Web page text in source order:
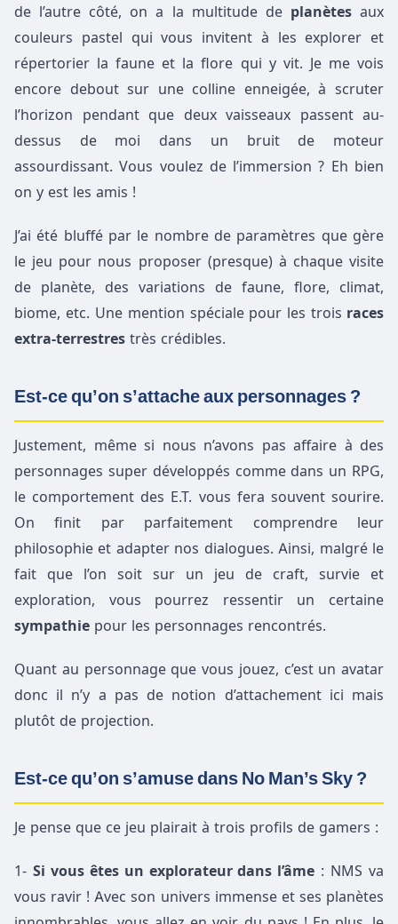
de l’autre côté, on a la multitude de planètesaux
couleurs pastel qui vous invitent à les explorer et
répertorier la faune et la flore qui y vit. Je me vois
encore debout sur une colline enneigée, à scruter
l’horizon pendant que deux vaisseaux passent au-
dessus de moi dans un bruit de moteur
assourdissant. Vous voulez de l’immersion ? Eh bien
on y est les amis !
J’ai été bluffé par le nombre de paramètres que gère
le jeu pour nous proposer (presque) à chaque visite
de planète, des variations de faune, flore, climat,
biome, etc. Une mention spéciale pour les trois races
extra-terrestres très crédibles.
Est-ce qu’on s’attache aux personnages ?
Justement, même si nous n’avons pas affaire à des
personnages super développés comme dans un RPG,
le comportement des E.T. vous fera souvent sourire.
On finit par parfaitement comprendre leur
philosophie et adapter nos dialogues. Ainsi, malgré le
fait que l’on soit sur un jeu de craft, survie et
exploration, vous pourrez ressentir un certaine
sympathie pour les personnages rencontrés.
Quant au personnage que vous jouez, c’est un avatar
donc il n’y a pas de notion d’attachement ici mais
plutôt de projection.
Est-ce qu’on s’amuse dans No Man’s Sky ?
Je pense que ce jeu plairait à trois profils de gamers :
1- Si vous êtes un explorateur dans l’âme : NMS va
vous ravir ! Avec son univers immense et ses planètes